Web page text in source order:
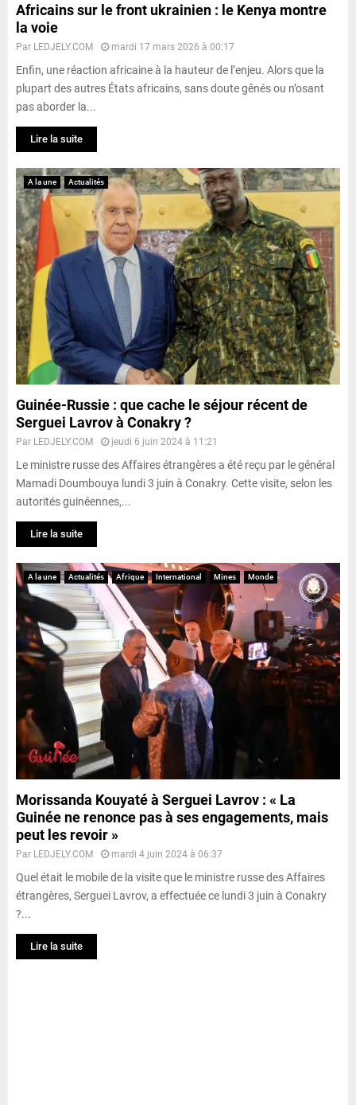
Africains sur le front ukrainien : le Kenya montre
la voie
Par LEDJELY.COM mardi 17 mars 2026 à 00:17
Enfin, une réaction africaine à la hauteur de l’enjeu. Alors que la
plupart des autres États africains, sans doute gênés ou n’osant
pas aborder la...
Lire la suite
A la une Actualités
Guinée-Russie : que cache le séjour récent de
Serguei Lavrov à Conakry ?
Par LEDJELY.COM jeudi 6 juin 2024 à 11:21
Le ministre russe des Affaires étrangères a été reçu par le général
Mamadi Doumbouya lundi 3 juin à Conakry. Cette visite, selon les
autorités guinéennes,...
Lire la suite
A la une Actualités Afrique International Mines Monde
Morissanda Kouyaté à Serguei Lavrov : « La
Guinée ne renonce pas à ses engagements, mais
peut les revoir »
Par LEDJELY.COM mardi 4 juin 2024 à 06:37
Quel était le mobile de la visite que le ministre russe des Affaires
étrangères, Serguei Lavrov, a effectuée ce lundi 3 juin à Conakry
?...
Lire la suite